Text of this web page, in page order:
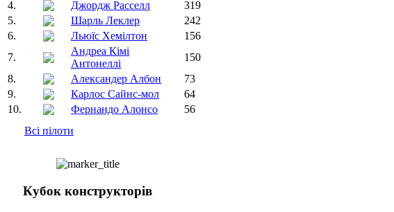
4.
Джордж Расселл
319
5.
Шарль Леклер
242
6.
Льюїс Хемілтон
156
7.
Андреа Кімі
Антонеллі
150
8.
Александер Албон
73
9.
Карлос Сайнс-мол
64
10.
Фернандо Алонсо
56
Всі пілоти
Кубок конструкторів